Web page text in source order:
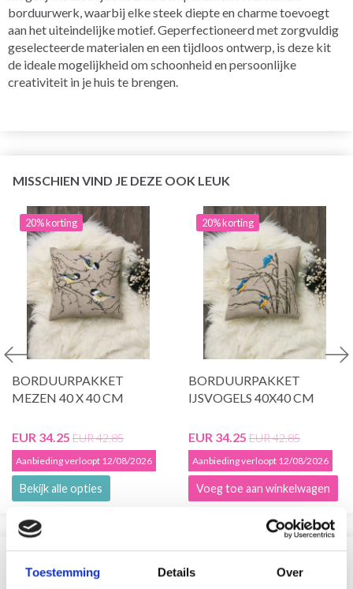
Toestemming Details Over
borduurwerk, waarbij elke steek diepte en charme toevoegt
aan het uiteindelijke motief. Geperfectioneerd met zorgvuldig
geselecteerde materialen en een tijdloos ontwerp, is deze kit
de ideale mogelijkheid om schoonheid en persoonlijke
creativiteit in je huis te brengen.
MISSCHIEN VIND JE DEZE OOK LEUK
20% korting
BORDUURPAKKET
MEZEN 40 X 40 CM
EUR 34.25 EUR 42.85
Aanbieding verloopt 12/08/2026
Bekijk alle opties
20% korting
BORDUURPAKKET
IJSVOGELS 40X40 CM
EUR 34.25 EUR 42.85
Aanbieding verloopt 12/08/2026
Voeg toe aan winkelwagen